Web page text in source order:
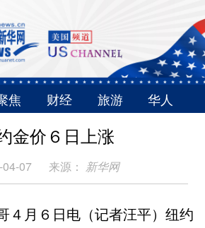
焦 财经 旅游 华人
金价６日上涨
07 来源： 新华网
月６日电（记者汪平）纽约